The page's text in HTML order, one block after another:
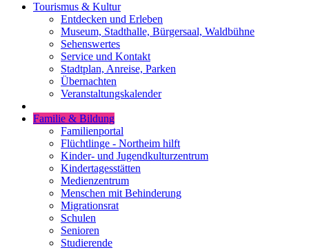
Tourismus & Kultur
Entdecken und Erleben
Museum, Stadthalle, Bürgersaal, Waldbühne
Sehenswertes
Service und Kontakt
Stadtplan, Anreise, Parken
Übernachten
Veranstaltungskalender
Familie & Bildung
Familienportal
Flüchtlinge - Northeim hilft
Kinder- und Jugendkulturzentrum
Kindertagesstätten
Medienzentrum
Menschen mit Behinderung
Migrationsrat
Schulen
Senioren
Studierende